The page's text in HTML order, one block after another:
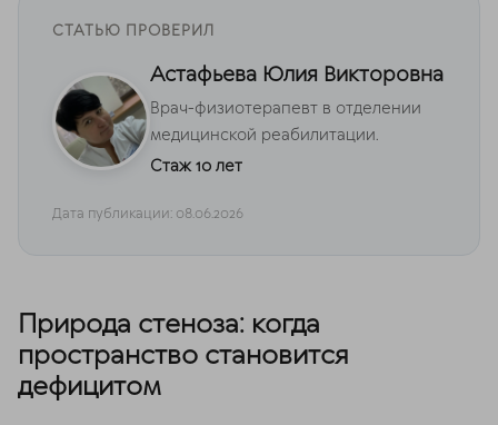
СТАТЬЮ ПРОВЕРИЛ
Астафьева Юлия Викторовна
Врач-физиотерапевт в отделении
медицинской реабилитации.
Стаж 10 лет
Дата публикации: 08.06.2026
Природа стеноза: когда
пространство становится
дефицитом